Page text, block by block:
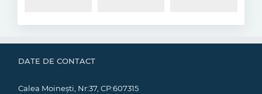
DATE DE CONTACT
Calea Moinești, Nr:37, CP:607315